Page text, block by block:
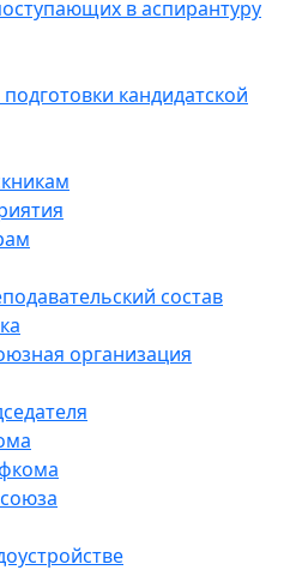
в аспирантуру
кандидатской
состав
организация